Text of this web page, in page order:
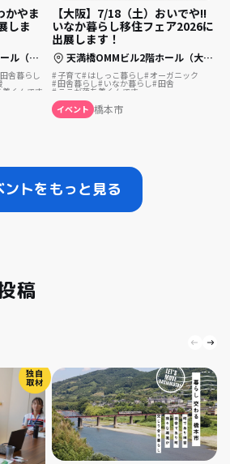
かやま
しま
5丁目1-1）
田舎暮らし
くんです
【大阪】7/18（土）おいでや!!
いなか暮らし移住フェア2026に
出展します！
天満橋OMMビル2階ホール（大阪市中央区大手前 1-7-31）
子育て はしっこ暮らし オーガニック
田舎暮らし いなか暮らし 田舎
ここが落ち着くんです
イベント 橋本市
ントをもっと見る
稿
独自
取材